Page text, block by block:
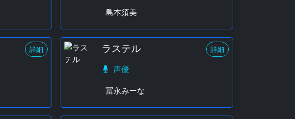
島本須美
詳細 ラステル 詳細
声優
冨永みーな